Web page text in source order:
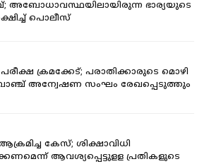
അബോധാവസ്ഥയിലായിരുന്ന ഭാര്യയുടെ
പൊലീസ്
പരീക്ഷ ക്രമക്കേട്; പരാതിക്കാരുടെ മൊഴി
അന്വേഷണ സംഘം രേഖപ്പെടുത്തും
കേസ്; ശിക്ഷാവിധി
ആവശ്യപ്പെട്ടുളള പ്രതികളുടെ